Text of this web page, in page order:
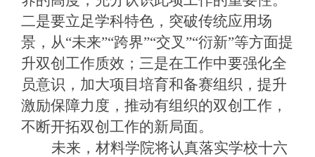
二是要立足学科特色，突破传统应用场
景，从“未来”“跨界”“交叉”“衍新”等方面提
升双创工作质效；三是在工作中要强化全
员意识，加大项目培育和备赛组织，提升
激励保障力度，推动有组织的双创工作，
不断开拓双创工作的新局面。
未来，材料学院将认真落实学校十六